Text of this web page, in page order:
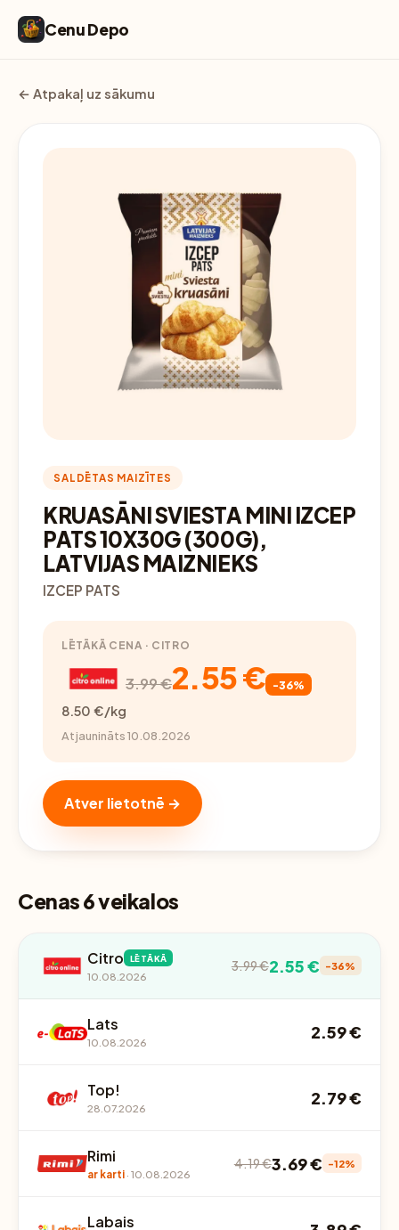
Cenu Depo
← Atpakaļ uz sākumu
SALDĒTAS MAIZĪTES
KRUASĀNI SVIESTA MINI IZCEP
PATS 10X30G (300G),
LATVIJAS MAIZNIEKS
IZCEP PATS
LĒTĀKĀ CENA · CITRO
3.99 €2.55 € -36%
8.50 €/kg
Atjaunināts 10.08.2026
Atver lietotnē →
Cenas 6 veikalos
Citro LĒTĀKĀ
10.08.2026
3.99 €2.55 € -36%
Lats
10.08.2026
2.59 €
Top!
28.07.2026
2.79 €
Rimi
ar karti· 10.08.2026
4.19 €3.69 € -12%
Labais